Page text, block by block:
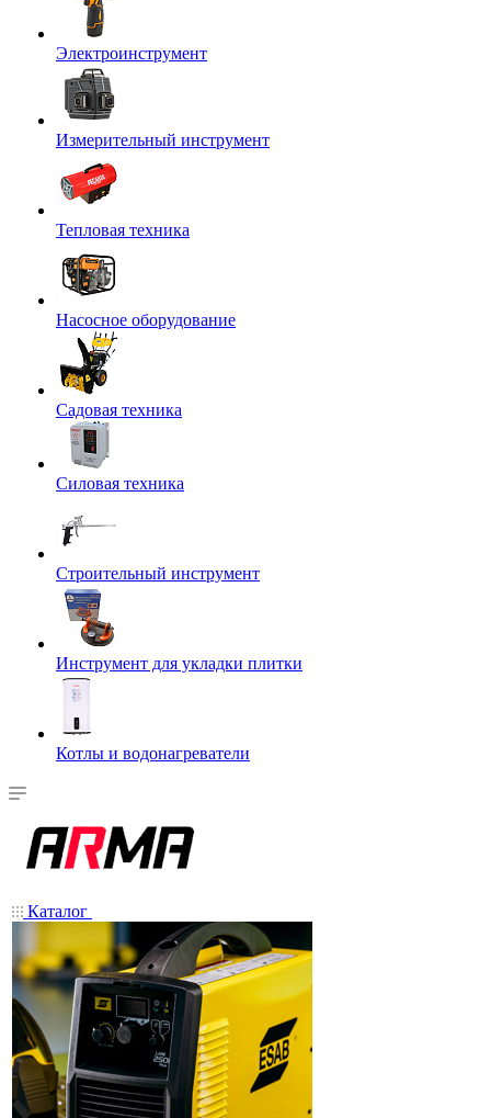
Электроинструмент
Измерительный инструмент
Тепловая техника
Насосное оборудование
Садовая техника
Силовая техника
Строительный инструмент
Инструмент для укладки плитки
Котлы и водонагреватели
Каталог